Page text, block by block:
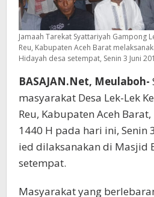
Jamaah Tarekat Syattariyah Gampong
Reu, Kabupaten Aceh Barat
Hidayah desa setempat, Senin 3 Juni
BASAJAN.Net, Meulaboh-
masyarakat Desa Lek-Lek
Reu, Kabupaten Aceh
1440 H pada hari ini, Senin
ied dilaksanakan di Masjid
setempat.
Masyarakat yang